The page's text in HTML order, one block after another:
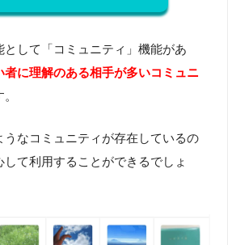
として「コミュニティ」機能があ
者に理解のある相手が多いコミュニ
なコミュニティが存在しているの
て利用することができるでしょ